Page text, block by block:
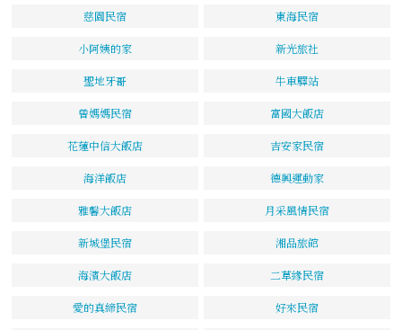
慈園民宿 東海民宿
小阿姨的家 新光旅社
聖地牙哥 牛車驛站
曾媽媽民宿 富國大飯店
花蓮中信大飯店 吉安家民宿
海洋飯店 德興運動家
雅馨大飯店 月采風情民宿
新城堡民宿 湘品旅館
海濱大飯店 二草緣民宿
愛的真締民宿 好來民宿